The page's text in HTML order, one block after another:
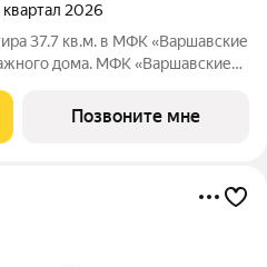
квартал 2026
37.7 кв.м. в МФК «Варшавские
дома. МФК «Варшавские
сегодня и устойчивым
Позвоните мне